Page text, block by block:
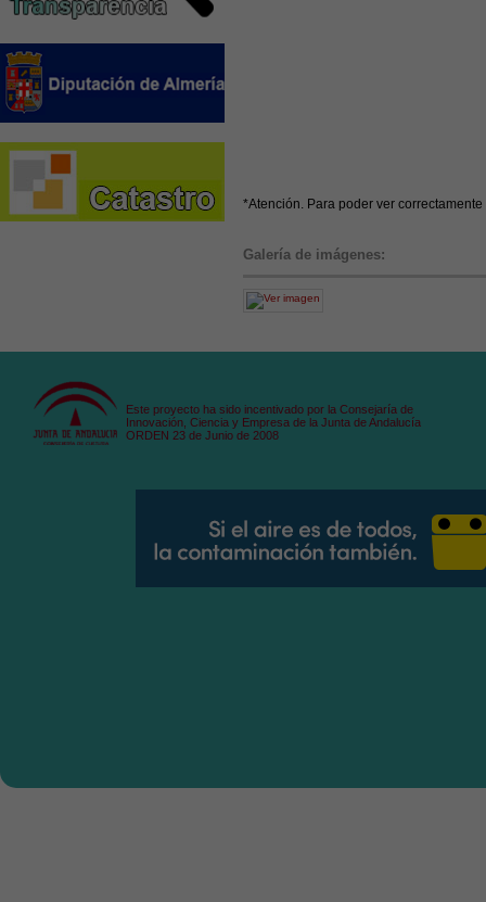
*Atención. Para poder ver
Galería de imágenes:
Este proyecto ha sido incentivado por la Consejaría de
Innovación, Ciencia y Empresa de la Junta de Andalucía
ORDEN 23 de Junio de 2008